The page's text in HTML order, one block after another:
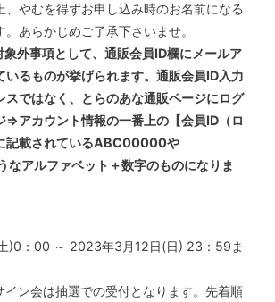
、やむを得ずお申し込み時のお名前になる
あらかじめご了承下さいませ。
外事項として、通販会員ID欄にメールア
いるものが挙げられます。通販会員ID入力
スではなく、とらのあな通販ページにログ
アカウント情報の一番上の【会員ID（ロ
記載されているABC00000や
アルファベット＋数字のものになりま
)0：00 ～ 2023年3月12日(日) 23：59ま
ン会は抽選での受付となります。先着順